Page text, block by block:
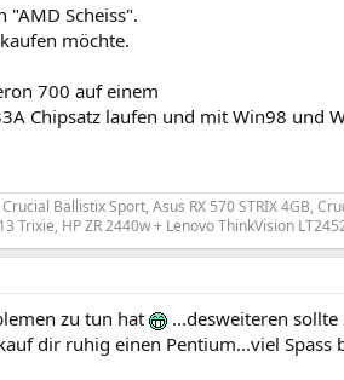
Scheiss".
möchte.
700 auf einem
Chipsatz laufen und mit Win98 und
Ballistix Sport, Asus RX 570 STRIX 4GB,
Trixie, HP ZR 2440w + Lenovo ThinkVision
zu tun hat
...desweiteren
dir ruhig einen Pentium...viel Spass